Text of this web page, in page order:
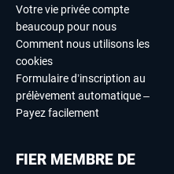
Votre vie privée compte
beaucoup pour nous
Comment nous utilisons les
cookies
Formulaire d’inscription au
prélèvement automatique –
Payez facilement
FIER MEMBRE DE